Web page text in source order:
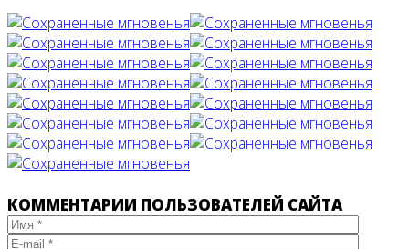
КОММЕНТАРИИ ПОЛЬЗОВАТЕЛЕЙ САЙТА